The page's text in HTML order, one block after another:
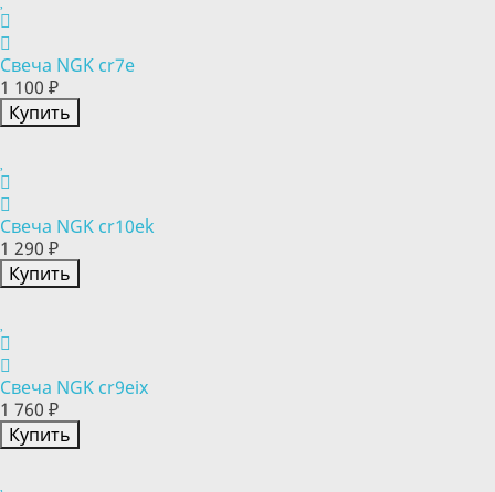
Свеча NGK cr7e
1 100 ₽
Купить
Свеча NGK cr10ek
1 290 ₽
Купить
Свеча NGK cr9eix
1 760 ₽
Купить